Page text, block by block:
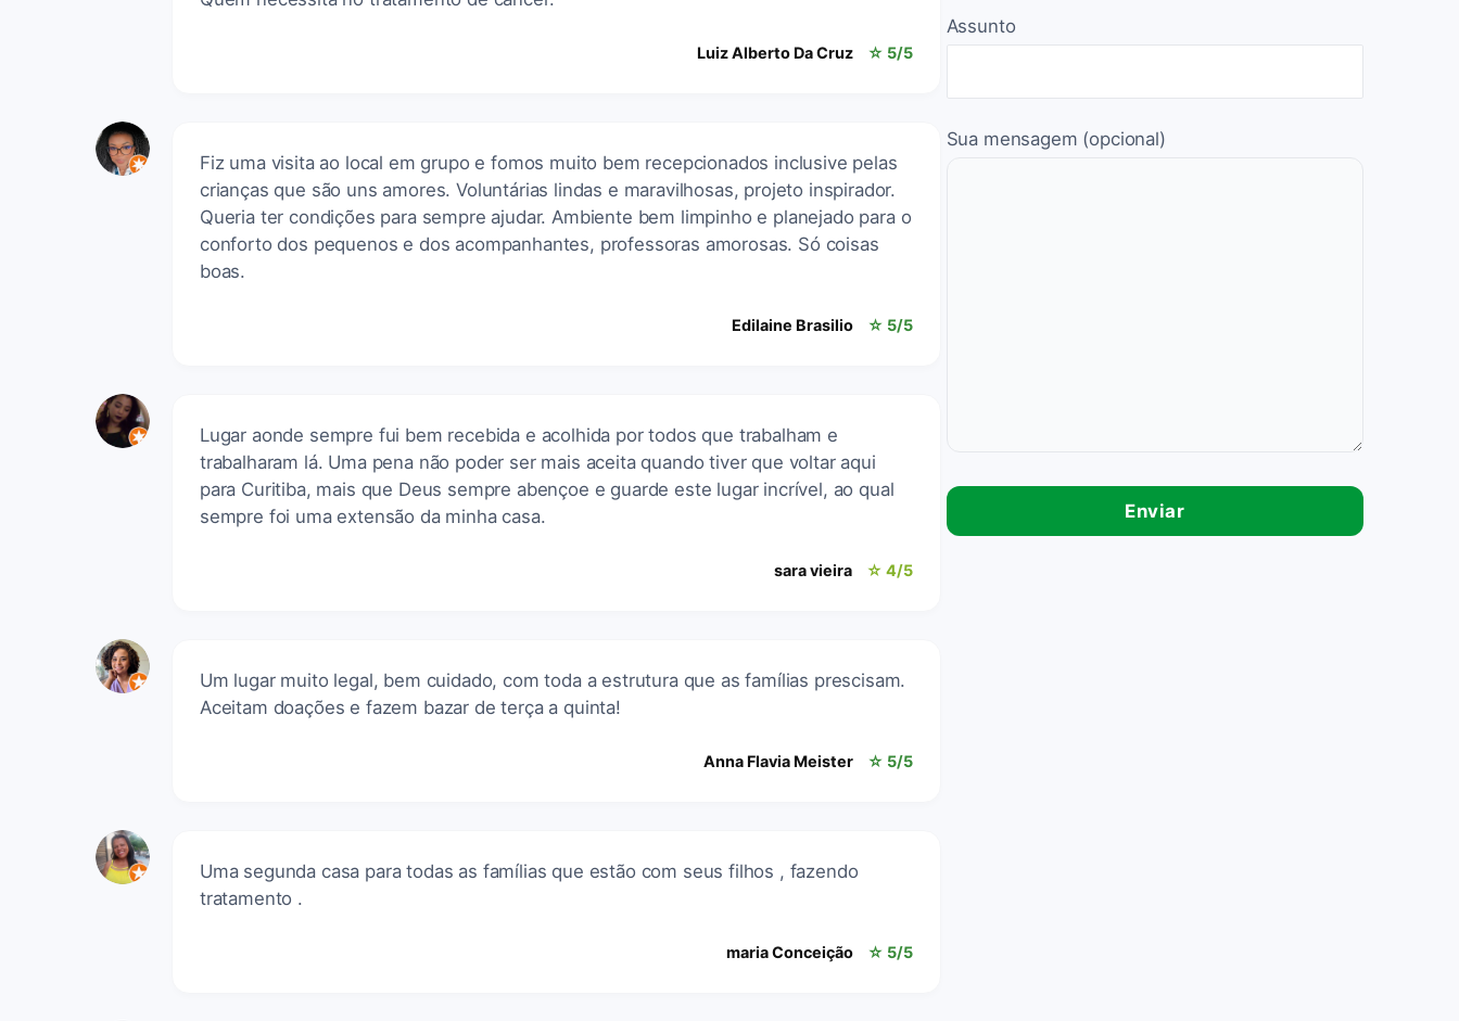
Luiz Alberto Da Cruz ☆ 5/5
Fiz uma visita ao local em grupo e fomos muito bem recepcionados inclusive pelas
crianças que são uns amores. Voluntárias lindas e maravilhosas, projeto inspirador.
Queria ter condições para sempre ajudar. Ambiente bem limpinho e planejado para o
conforto dos pequenos e dos acompanhantes, professoras amorosas. Só coisas
boas.
Edilaine Brasilio ☆ 5/5
Lugar aonde sempre fui bem recebida e acolhida por todos que trabalham e
trabalharam lá. Uma pena não poder ser mais aceita quando tiver que voltar aqui
para Curitiba, mais que Deus sempre abençoe e guarde este lugar incrível, ao qual
sempre foi uma extensão da minha casa.
sara vieira ☆ 4/5
Um lugar muito legal, bem cuidado, com toda a estrutura que as famílias prescisam.
Aceitam doações e fazem bazar de terça a quinta!
Anna Flavia Meister ☆ 5/5
Uma segunda casa para todas as famílias que estão com seus filhos , fazendo
tratamento .
maria Conceição ☆ 5/5
Assunto
Sua mensagem (opcional)